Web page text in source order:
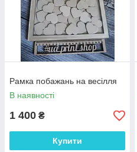
✔ЗАМОВИТИ у VIBER/
для швидкої відповіді
На сайті відображається
головному фото. При внесенні
фарбуванням, кінцева
Кожного дня Новинки
Рамка побажань на весілля
В наявності
1 400 ₴
Купити